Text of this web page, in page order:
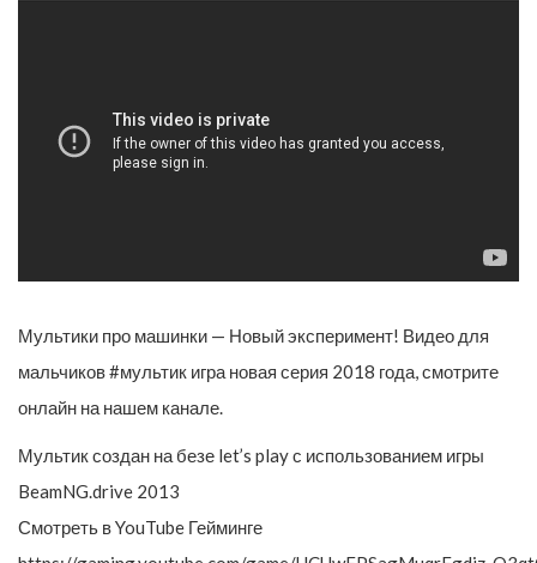
Мультики про машинки — Новый эксперимент! Видео для
мальчиков #мультик игра новая серия 2018 года, смотрите
онлайн на нашем канале.
Мультик создан на безе let’s play с использованием игры
BeamNG.drive 2013
Смотреть в YouTube Гейминге